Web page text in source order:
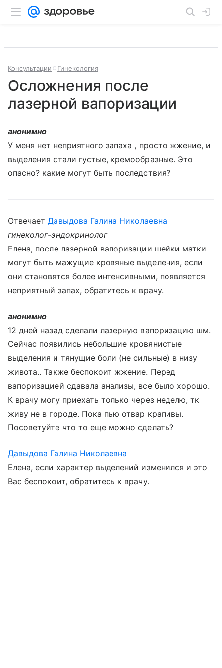
Консультации Гинекология
Осложнения после
лазерной вапоризации
анонимно
У меня нет неприятного запаха , просто жжение, и
выделения стали густые, кремообразные. Это
опасно? какие могут быть последствия?
ОтвечаетДавыдова Галина Николаевна
гинеколог-эндокринолог
Елена, после лазерной вапоризации шейки матки
могут быть мажущие кровяные выделения, если
они становятся более интенсивными, появляется
неприятный запах, обратитесь к врачу.
анонимно
12 дней назад сделали лазерную вапоризацию шм.
Сейчас появились небольшие кровянистые
выделения и тянущие боли (не сильные) в низу
живота.. Также беспокоит жжение. Перед
вапоризацией сдавала анализы, все было хорошо.
К врачу могу приехать только через неделю, тк
живу не в городе. Пока пью отвар крапивы.
Посоветуйте что то еще можно сделать?
Давыдова Галина Николаевна
Елена, если характер выделений изменился и это
Вас беспокоит, обратитесь к врачу.